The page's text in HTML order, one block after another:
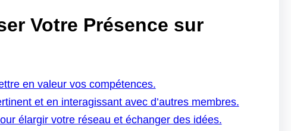
Votre Présence sur
en valeur vos compétences.
et en interagissant avec d’autres membres.
élargir votre réseau et échanger des idées.